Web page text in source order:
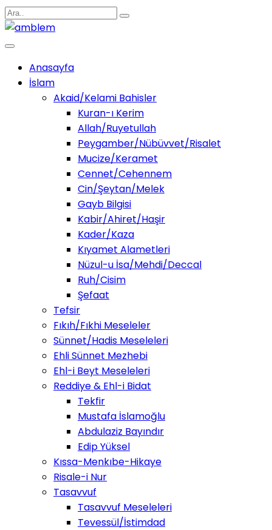
Anasayfa
İslam
Akaid/Kelami Bahisler
Kuran-ı Kerim
Allah/Ruyetullah
Peygamber/Nübüvvet/Risalet
Mucize/Keramet
Cennet/Cehennem
Cin/Şeytan/Melek
Gayb Bilgisi
Kabir/Ahiret/Haşir
Kader/Kaza
Kıyamet Alametleri
Nüzul-u İsa/Mehdi/Deccal
Ruh/Cisim
Şefaat
Tefsir
Fıkıh/Fıkhi Meseleler
Sünnet/Hadis Meseleleri
Ehli Sünnet Mezhebi
Ehl-i Beyt Meseleleri
Reddiye & Ehl-i Bidat
Tekfir
Mustafa İslamoğlu
Abdulaziz Bayındır
Edip Yüksel
Kıssa-Menkıbe-Hikaye
Risale-i Nur
Tasavvuf
Tasavvuf Meseleleri
Tevessül/İstimdad